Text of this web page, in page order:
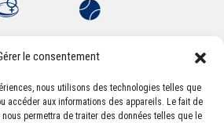
le consentement
nous utilisons des technologies telles que
accéder aux informations des appareils. Le fait de
permettra de traiter des données telles que le
Sportive Montferrandaise
Léon Jouhaux